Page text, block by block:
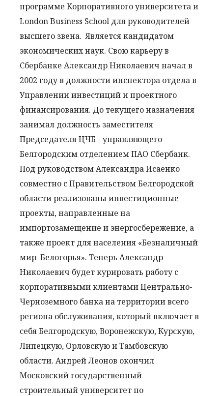
программе Корпоративного университета и
London Business School для руководителей
высшего звена. Является кандидатом
экономических наук. Свою карьеру в
Сбербанке Александр Николаевич начал в
2002 году в должности инспектора отдела в
Управлении инвестиций и проектного
финансирования. До текущего назначения
занимал должность заместителя
Председателя ЦЧБ - управляющего
Белгородским отделением ПАО Сбербанк.
Под руководством Александра Исаенко
совместно с Правительством Белгородской
области реализованы инвестиционные
проекты, направленные на
импортозамещение и энергосбережение, а
также проект для населения «Безналичный
мир Белогорья». Теперь Александр
Николаевич будет курировать работу с
корпоративными клиентами Центрально-
Черноземного банка на территории всего
региона обслуживания, который включает в
себя Белгородскую, Воронежскую, Курскую,
Липецкую, Орловскую и Тамбовскую
области. Андрей Леонов окончил
Московский государственный
строительный университет по